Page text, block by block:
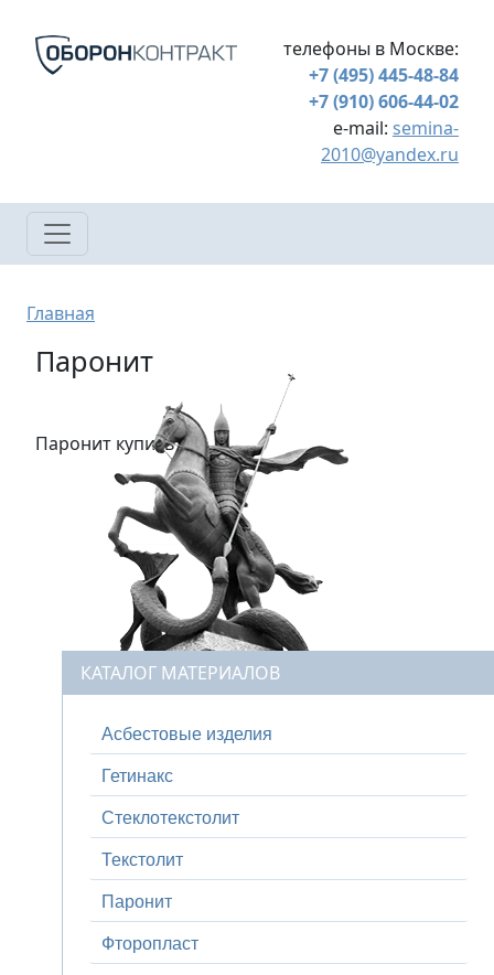
телефоны в Москве:
+7 (495) 445-48-84
+7 (910) 606-44-02
e-mail: semina-
2010@yandex.ru
Строка навигации
Главная
Паронит
Паронит купить
КАТАЛОГ МАТЕРИАЛОВ
Асбестовые изделия
Гетинакс
Стеклотекстолит
Текстолит
Паронит
Фторопласт